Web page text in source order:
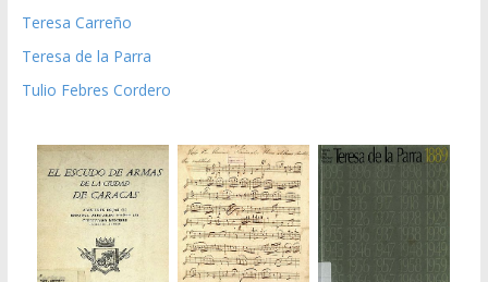
Teresa Carreño
Teresa de la Parra
Tulio Febres Cordero